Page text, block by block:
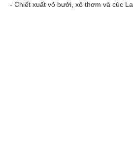
- Chiết xuất vỏ bưởi, xô thơm và cúc